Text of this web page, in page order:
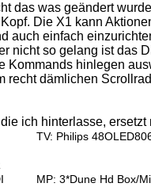
das was geändert
Die X1 kann
auch einfach
nicht so gelang ist das
Kommands hinlegen
recht dämlichen
ich hinterlasse,
TV: Philips
MP: 3*Dune Hd Box/